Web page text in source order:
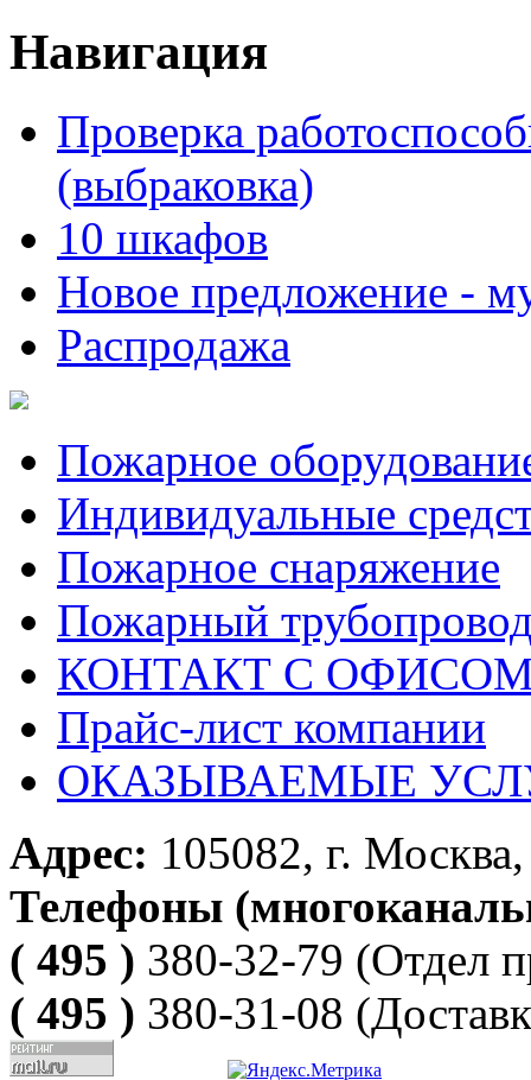
Навигация
Проверка
(выбраковка)
10 шкафов
Новое предложение -
Распродажа
Пожарное
Индивидуальные
Пожарное снаряжение
Пожарный
КОНТАКТ С ОФИСОМ
Прайс-лист компании
ОКАЗЫВАЕМЫЕ
Адрес: 105082, г.
Телефоны
( 495 ) 380-32-79 (Отдел
( 495 ) 380-31-08